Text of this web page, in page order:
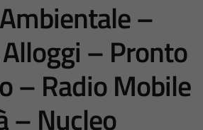
–
– Pronto
– Radio Mobile
– Nucleo